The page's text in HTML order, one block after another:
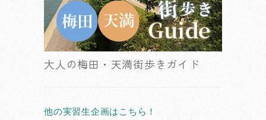
大人の梅田・天満街歩きガイド
他の実習生企画はこちら！